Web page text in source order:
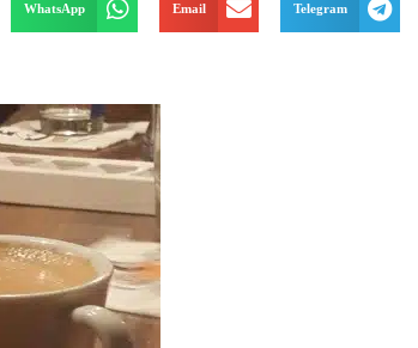
Telegram
Email
WhatsApp